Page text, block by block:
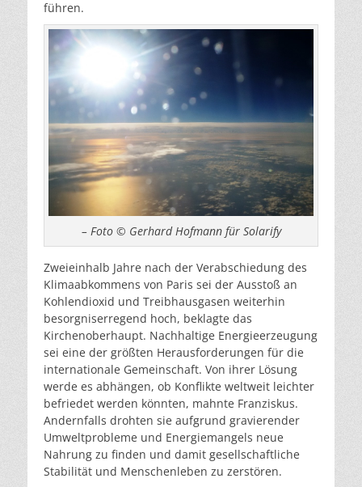
führen.
– Foto © Gerhard Hofmann für Solarify
Zweieinhalb Jahre nach der Verabschiedung des
Klimaabkommens von Paris sei der Ausstoß an
Kohlendioxid und Treibhausgasen weiterhin
besorgniserregend hoch, beklagte das
Kirchenoberhaupt. Nachhaltige Energieerzeugung
sei eine der größten Herausforderungen für die
internationale Gemeinschaft. Von ihrer Lösung
werde es abhängen, ob Konflikte weltweit leichter
befriedet werden könnten, mahnte Franziskus.
Andernfalls drohten sie aufgrund gravierender
Umweltprobleme und Energiemangels neue
Nahrung zu finden und damit gesellschaftliche
Stabilität und Menschenleben zu zerstören.